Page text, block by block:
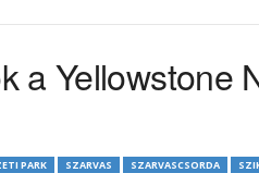
a Yellowstone
PARK SZARVAS SZARVASCSORDA